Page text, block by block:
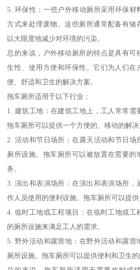
5. 环保性：一些户外移动厕所采用环保材
方式来处理废物。这些厕所通常配备有储
以大限度地减少对环境的污染。
总的来说，户外移动厕所的特点是具有可
生性、使用方便和环保性。它们为人们在
便、舒适和卫生的解决方案。
拖车厕所适用于以下行业：
1. 建筑工地：在建筑工地上，工人常常需
拖车厕所可以提供一个方便的、移动的解决
2. 活动和节日场所：在露天活动和节日场
厕所设施。拖车厕所可以被放置在需要的
务。
3. 演出和表演场所：在演出和表演场所，
作人员使用的便利设施。拖车厕所可以提供
4. 临时工地或工程项目：在临时工地或工
的厕所设施来满足工人的需求。
5. 野外活动和露营地：在野外活动和露营
厕所设施。拖车厕所可以提供便利和卫生的